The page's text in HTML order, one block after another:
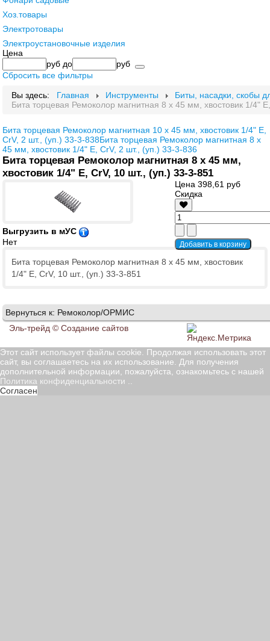
Хоз.товары
Электротовары
Электроустановочные изделия
Цена
руб до
руб
Сбросить все фильтры
Вы здесь: Главная Инструменты
Биты, насадки, скобы
Бита торцевая Ремоколор магнитная 8 х 45 мм, хвостовик 1/4"
Бита торцевая Ремоколор магнитная 10 х 45 мм, хвостовик 1/4" Е,
CrV, 2 шт., (уп.) 33-3-838Бита торцевая Ремоколор магнитная 8 х
45 мм, хвостовик 1/4" Е, CrV, 2 шт., (уп.) 33-3-836
Бита торцевая Ремоколор магнитная 8 х 45 мм,
хвостовик 1/4" Е, CrV, 10 шт., (уп.) 33-3-851
Цена 398,61 руб
Скидка
Выгрузить в мУС
Нет
Бита торцевая Ремоколор магнитная 8 х 45 мм, хвостовик
1/4" Е, CrV, 10 шт., (уп.) 33-3-851
Вернуться к: Ремоколор/ОРМИС
Эль-трейд © Создание сайтов
Этот сайт использует файлы cookie. Продолжая использовать этот
сайт, вы соглашаетесь на их использование. Для получения
дополнительной информации, пожалуйста, ознакомьтесь с нашей
Политика конфиденциальности
Согласен